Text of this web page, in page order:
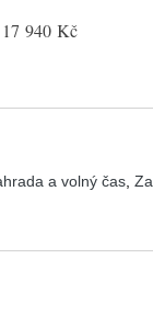
17 940 Kč
a volný čas,